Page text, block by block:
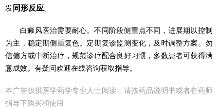
发同形反应。
白癜风医治需要耐心。不同阶段侧重点不同，进展期以控制
为主，稳定期侧重复色。定期复诊监测变化，及时调整方案。勿
信偏方或中断治疗，规范诊疗配合良好习惯，多数患者可获得满
意成效。有疑问欢迎在线咨询获取指导。
本广告仅供医学药学专业人士阅读，请按药品说明书或者在药师
指导下购买和使用